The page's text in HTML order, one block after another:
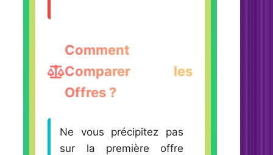
Comment
Comparer les
Offres ?
Ne vous précipitez pas
sur la première offre